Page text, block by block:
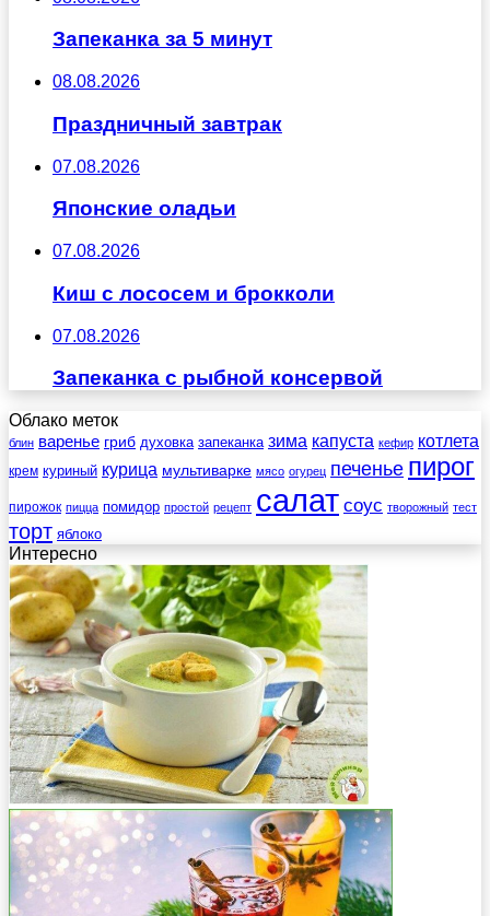
Запеканка за 5 минут
08.08.2026
Праздничный завтрак
07.08.2026
Японские оладьи
07.08.2026
Киш с лососем и брокколи
07.08.2026
Запеканка с рыбной консервой
Облако меток
блин варенье гриб духовка запеканка зима капуста кефир котлета
крем куриный курица мультиварке мясо огурец печенье пирог
пирожок пицца помидор простой рецепт салат соус творожный тест
торт яблоко
Интересно